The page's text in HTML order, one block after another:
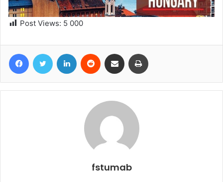
Post Views: 5 000
FacebookTwitter Linkedin Reddit Partager par email
fstumab